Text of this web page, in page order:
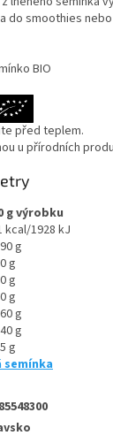
do smoothies
BIO
před teplem.
u přírodních
g výrobku
kcal/1928 kJ
g
g
g
g
g
g
g
semínka